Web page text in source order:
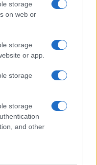
storage
on web or
storage
or app.
storage
storage
and other
davvero? Scopriamo i